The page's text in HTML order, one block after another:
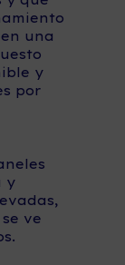
una
y
por
y
ve